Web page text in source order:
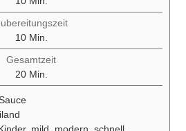
10Minuten
Min.
Gesamtzeit
20Minuten
Min.